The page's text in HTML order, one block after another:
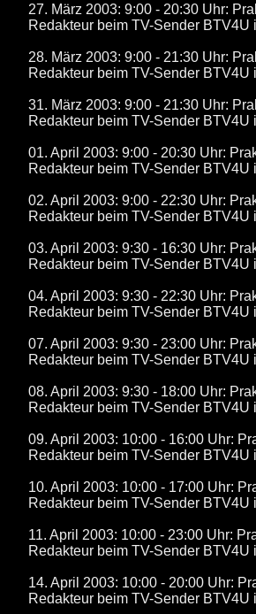
27. März 2003: 9:00 - 20:30 Uhr:
Redakteur beim TV-Sender BTV4U
28. März 2003: 9:00 - 21:30 Uhr:
Redakteur beim TV-Sender BTV4U
31. März 2003: 9:00 - 21:30 Uhr:
Redakteur beim TV-Sender BTV4U
01. April 2003: 9:00 - 20:30 Uhr:
Redakteur beim TV-Sender BTV4U
02. April 2003: 9:00 - 22:30 Uhr:
Redakteur beim TV-Sender BTV4U
03. April 2003: 9:30 - 16:30 Uhr:
Redakteur beim TV-Sender BTV4U
04. April 2003: 9:30 - 22:30 Uhr:
Redakteur beim TV-Sender BTV4U
07. April 2003: 9:30 - 23:00 Uhr:
Redakteur beim TV-Sender BTV4U
08. April 2003: 9:30 - 18:00 Uhr:
Redakteur beim TV-Sender BTV4U
09. April 2003: 10:00 - 16:00 Uhr:
Redakteur beim TV-Sender BTV4U
10. April 2003: 10:00 - 17:00 Uhr:
Redakteur beim TV-Sender BTV4U
11. April 2003: 10:00 - 23:00 Uhr:
Redakteur beim TV-Sender BTV4U
14. April 2003: 10:00 - 20:00 Uhr:
Redakteur beim TV-Sender BTV4U